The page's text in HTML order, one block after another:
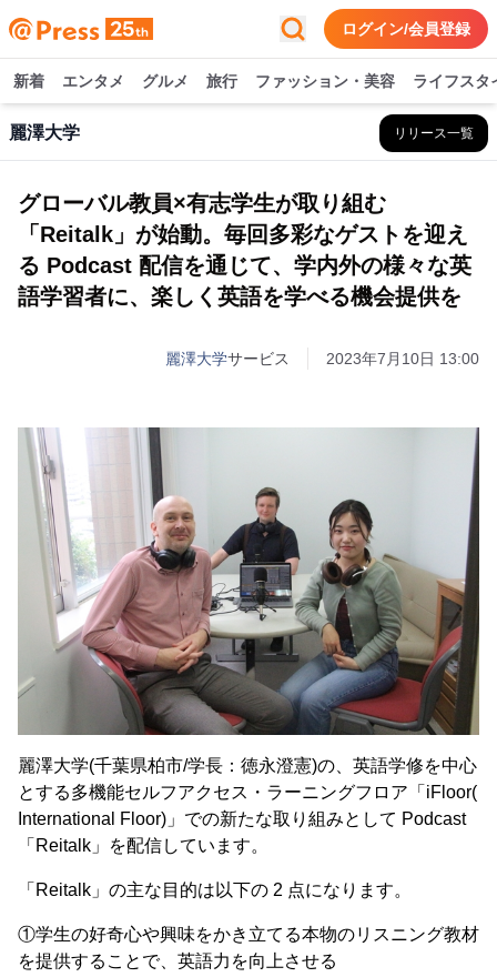
ログイン/会員登録
新着 エンタメ グルメ 旅行 ファッション・美容 ライフスタ
麗澤大学 リリース一覧
グローバル教員×有志学生が取り組む
「Reitalk」が始動。毎回多彩なゲストを迎え
る Podcast 配信を通じて、学内外の様々な英
語学習者に、楽しく英語を学べる機会提供を
麗澤大学サービス 2023年7月10日 13:00
麗澤大学(千葉県柏市/学長：徳永澄憲)の、英語学修を中心
とする多機能セルフアクセス・ラーニングフロア「iFloor(
International Floor)」での新たな取り組みとして Podcast
「Reitalk」を配信しています。
「Reitalk」の主な目的は以下の 2 点になります。
①学生の好奇心や興味をかき立てる本物のリスニング教材
を提供することで、英語力を向上させる